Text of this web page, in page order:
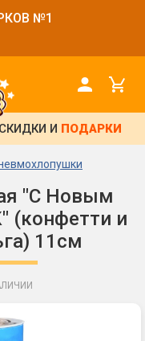
№1
СКИДКИ И ПОДАРКИ
"С Новым
(конфетти и
11см